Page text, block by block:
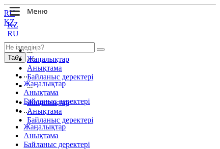
KZ
RU
...
Жаңалықтар
Анықтама
Байланыс деректері
...
Жаңалықтар
Анықтама
Байланыс деректері
RU
KZ
Табу
...
Жаңалықтар
Анықтама
Байланыс деректері
...
Жаңалықтар
Анықтама
Байланыс деректері